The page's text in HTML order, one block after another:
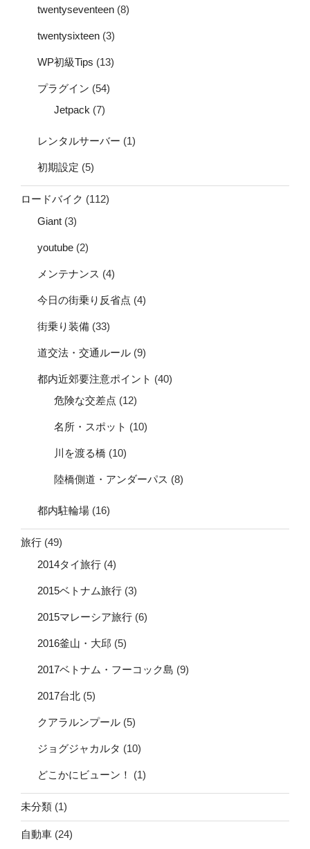
twentyseventeen (8)
twentysixteen (3)
WP初級Tips (13)
プラグイン (54)
Jetpack (7)
レンタルサーバー (1)
初期設定 (5)
ロードバイク (112)
Giant (3)
youtube (2)
メンテナンス (4)
今日の街乗り反省点 (4)
街乗り装備 (33)
道交法・交通ルール (9)
都内近郊要注意ポイント (40)
危険な交差点 (12)
名所・スポット (10)
川を渡る橋 (10)
陸橋側道・アンダーパス (8)
都内駐輪場 (16)
旅行 (49)
2014タイ旅行 (4)
2015ベトナム旅行 (3)
2015マレーシア旅行 (6)
2016釜山・大邱 (5)
2017ベトナム・フーコック島 (9)
2017台北 (5)
クアラルンプール (5)
ジョグジャカルタ (10)
どこかにビューン！ (1)
未分類 (1)
自動車 (24)